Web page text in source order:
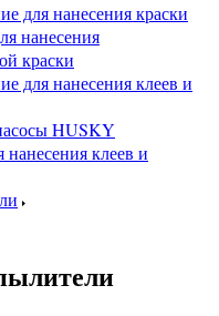
для нанесения краски
нанесения
краски
для нанесения клеев и
HUSKY
клеев и